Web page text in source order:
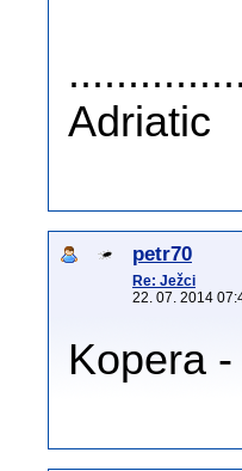
Adriatic
petr70
Re: Ježci
22. 07. 2014
Kopera